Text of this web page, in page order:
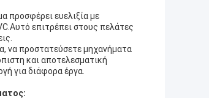
προσφέρει ευελιξία με
επιτρέπει στους πελάτες
να προστατεύσετε μηχανήματα
και αποτελεσματική
για διάφορα έργα.